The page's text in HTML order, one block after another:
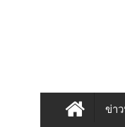
ข่า